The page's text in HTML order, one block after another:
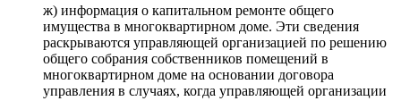
ж) информация о капитальном ремонте общего
имущества в многоквартирном доме. Эти сведения
раскрываются управляющей организацией по решению
общего собрания собственников помещений в
многоквартирном доме на основании договора
управления в случаях, когда управляющей организации